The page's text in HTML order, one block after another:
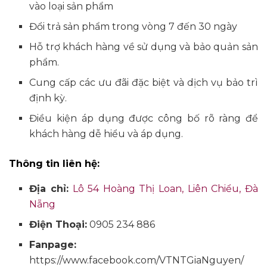
vào loại sản phẩm
Đổi trả sản phẩm trong vòng 7 đến 30 ngày
Hỗ trợ khách hàng về sử dụng và bảo quản sản
phẩm.
Cung cấp các ưu đãi đặc biệt và dịch vụ bảo trì
định kỳ.
Điều kiện áp dụng được công bố rõ ràng để
khách hàng dễ hiểu và áp dụng.
Thông tin liên hệ:
Địa chỉ: Lô 54 Hoàng Thị Loan, Liên Chiểu, Đà
Nẵng
Điện Thoại: 0905 234 886
Fanpage:
https://www.facebook.com/VTNTGiaNguyen/